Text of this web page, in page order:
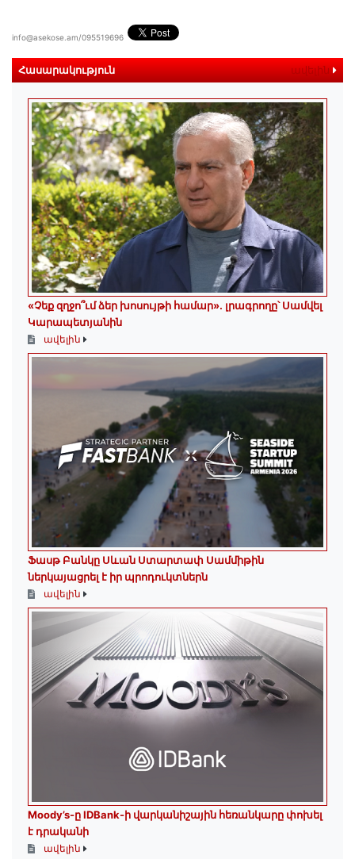
info@asekose.am/095519696
Հասարակություն ավելին
«Չեք զղջո՞ւմ ձեր խոսույթի համար»․ լրագրողը՝ Սամվել
Կարապետյանին
ավելին
Ֆասթ Բանկը Սևան Ստարտափ Սամմիթին
ներկայացրել է իր պրոդուկտներն
ավելին
Moody’s-ը IDBank-ի վարկանիշային հեռանկարը փոխել
է դրականի
ավելին